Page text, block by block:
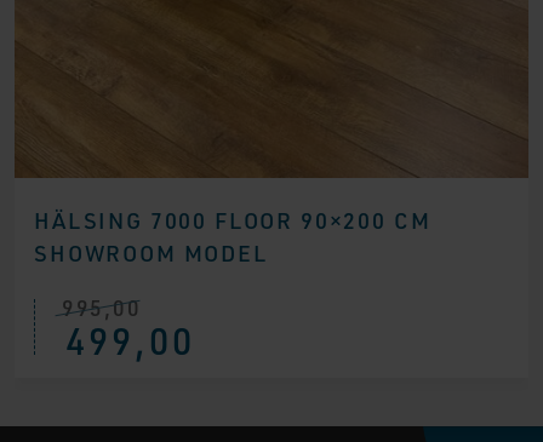
HÄLSING 7000 FLOOR 90×200 CM
SHOWROOM MODEL
995,00
Ursprünglicher
Preis
war:
499,00
Aktueller
Preis